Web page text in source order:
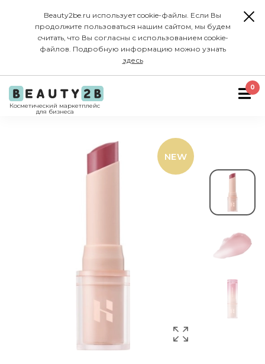
Beauty2be.ru использует cookie-файлы. Если Вы
продолжите пользоваться нашим сайтом, мы будем
считать, что Вы согласны с использованием cookie-
файлов. Подробную информацию можно узнать
здесь
Косметический маркетплейс
для бизнеса
0
NEW